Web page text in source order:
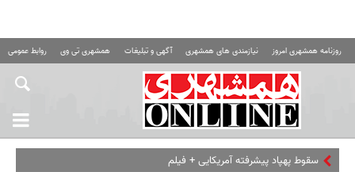
روزنامه همشهری امروز نیازمندی های همشهری آگهی و تبلیغات همشهری تی وی روابط عمومی
حر